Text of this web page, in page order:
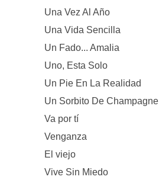
Una Vez Al Año
Una Vida Sencilla
Un Fado... Amalia
Uno, Esta Solo
Un Pie En La Realidad
Un Sorbito De Champagne
Va por tí
Venganza
El viejo
Vive Sin Miedo